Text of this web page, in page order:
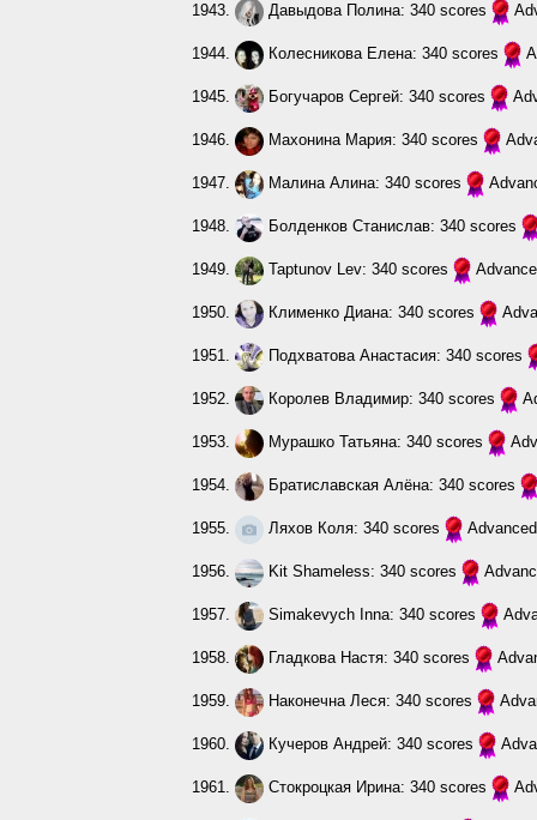
1943. Давыдова Полина: 340 scores
1944. Колесникова Елена: 340 scores
1945. Богучаров Сергей: 340 scores
1946. Махонина Мария: 340 scores
1947. Малина Алина: 340 scores
1948. Болденков Станислав: 340 scores
1949. Taptunov Lev: 340 scores
1950. Клименко Диана: 340 scores
1951. Подхватова Анастасия: 340 scores
1952. Королев Владимир: 340 scores
1953. Мурашко Татьяна: 340 scores
1954. Братиславская Алёна: 340 scores
1955. Ляхов Коля: 340 scores Advanced
1956. Kit Shameless: 340 scores
1957. Simakevych Inna: 340 scores
1958. Гладкова Настя: 340 scores
1959. Наконечна Леся: 340 scores
1960. Кучеров Андрей: 340 scores
1961. Стокроцкая Ирина: 340 scores